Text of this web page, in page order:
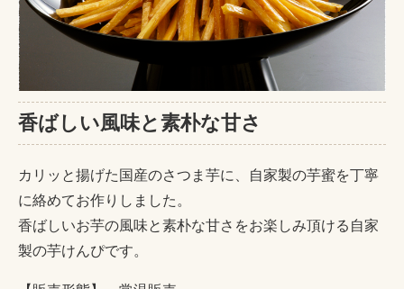
香ばしい風味と素朴な甘さ
カリッと揚げた国産のさつま芋に、自家製の芋蜜を丁寧
に絡めてお作りしました。
香ばしいお芋の風味と素朴な甘さをお楽しみ頂ける自家
製の芋けんぴです。